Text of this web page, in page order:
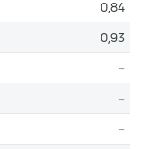
0,84
0,93
–
–
–